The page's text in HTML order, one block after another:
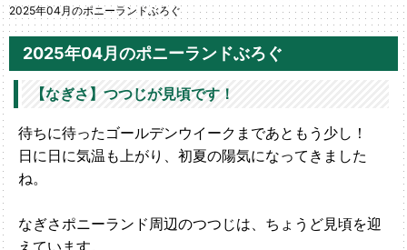
2025年04月のポニーランドぶろぐ
2025年04月のポニーランドぶろぐ
【なぎさ】つつじが見頃です！
待ちに待ったゴールデンウイークまであともう少し！
日に日に気温も上がり、初夏の陽気になってきました
ね。
なぎさポニーランド周辺のつつじは、ちょうど見頃を迎
えています。